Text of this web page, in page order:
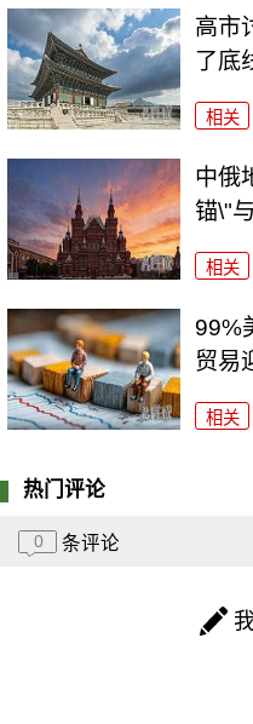
高市
了底
相关
中俄
锚\"
相关
99%
贸易
相关
热门评论
0 条评论